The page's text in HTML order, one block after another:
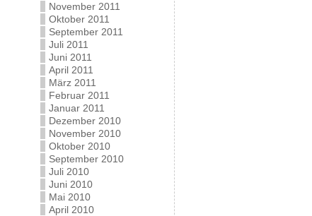
November 2011
Oktober 2011
September 2011
Juli 2011
Juni 2011
April 2011
März 2011
Februar 2011
Januar 2011
Dezember 2010
November 2010
Oktober 2010
September 2010
Juli 2010
Juni 2010
Mai 2010
April 2010